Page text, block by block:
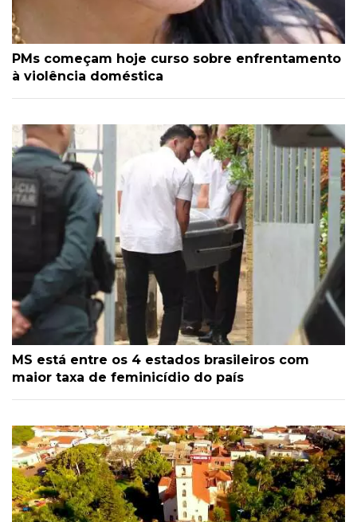
PMs começam hoje curso sobre enfrentamento
à violência doméstica
MS está entre os 4 estados brasileiros com
maior taxa de feminicídio do país